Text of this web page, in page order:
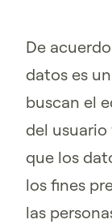
De
datos es
buscan el
del
que los
los fines
las